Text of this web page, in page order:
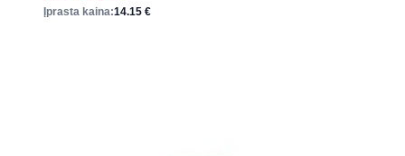
Įprasta kaina:14.15 €